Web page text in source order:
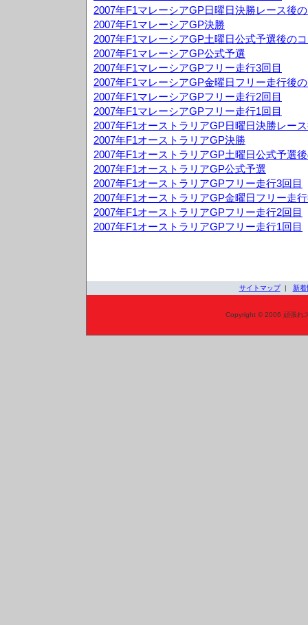
2007年F1マレーシアGP日曜日決勝レース後
2007年F1マレーシアGP決勝
2007年F1マレーシアGP土曜日公式予選後の
2007年F1マレーシアGP公式予選
2007年F1マレーシアGPフリー走行3回目
2007年F1マレーシアGP金曜日フリー走行後
2007年F1マレーシアGPフリー走行2回目
2007年F1マレーシアGPフリー走行1回目
2007年F1オーストラリアGP日曜日決勝レー
2007年F1オーストラリアGP決勝
2007年F1オーストラリアGP土曜日公式予選
2007年F1オーストラリアGP公式予選
2007年F1オーストラリアGPフリー走行3回目
2007年F1オーストラリアGP金曜日フリー走
2007年F1オーストラリアGPフリー走行2回目
2007年F1オーストラリアGPフリー走行1回目
サイトマップ| 新着
Copyright © 2006 頑張れ